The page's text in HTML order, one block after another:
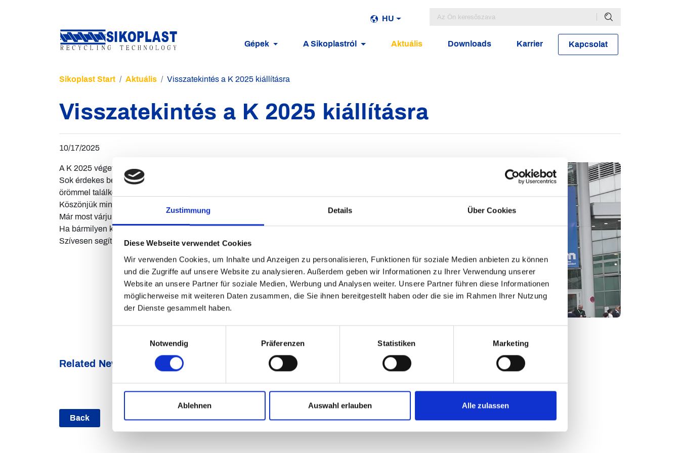
Zustimmung Details Über Cookies
Diese Webseite verwendet Cookies
Wir verwenden Cookies, um Inhalte und Anzeigen zu personalisieren, Funktionen für soziale Medien anbieten zu können
und die Zugriffe auf unsere Website zu analysieren. Außerdem geben wir Informationen zu Ihrer Verwendung unserer
Website an unsere Partner für soziale Medien, Werbung und Analysen weiter. Unsere Partner führen diese Informationen
möglicherweise mit weiteren Daten zusammen, die Sie ihnen bereitgestellt haben oder die sie im Rahmen Ihrer Nutzung
der Dienste gesammelt haben.
Notwendig
Präferenzen Statistiken Marketing
Ablehnen Auswahl erlauben Alle zulassen
Gépek A Sikoplastról Aktuális Downloads Karrier Kapcsolat
HU
Sikoplast Start Aktuális Visszatekintés a K 2025 kiállításra
Visszatekintés a K 2025 kiállításra
10/17/2025
A K 2025 véget ért, és sikeres, inspiráló napokra tekintünk vissza.
Sok érdekes beszélgetést folytattunk, új kapcsolatokat építettünk és
örömmel találkoztunk régi ismerősökkel.
Köszönjük mindenkinek, aki ellátogatott standunkhoz.
Már most várjuk a K 2028 kiállítást és hogy újra találkozhassunk.
Ha bármilyen kérdésük maradt, keressenek bennünket bizalommal.
Szívesen segítünk.
Related News
Back